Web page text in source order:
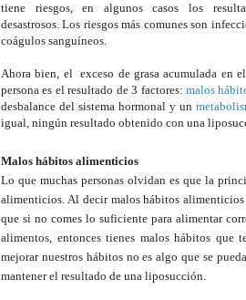
tiene riesgos, en algunos casos los
desastrosos. Los riesgos más comunes son
coágulos sanguíneos.
Ahora bien, el exceso de grasa acumulada en
persona es el resultado de 3 factores: malos
desbalance del sistema hormonal y un
igual, ningún resultado obtenido con una
Malos hábitos alimenticios
Lo que muchas personas olvidan es que la
alimenticios. Al decir malos hábitos
que si no comes lo suficiente para alimentar
alimentos, entonces tienes malos hábitos que
mejorar nuestros hábitos no es algo que se
mantener el resultado de una liposucción.